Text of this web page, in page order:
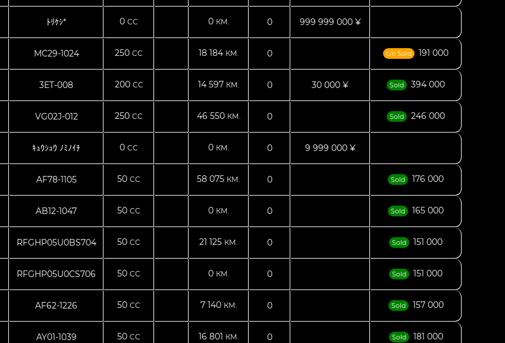
ﾄﾘｹｼ* 0 CC 0 КМ. 0 999 999 000 ¥
MC29-1024 250 CC 18 184 КМ. 0 Un Sold 191 000
3ET-008 200 CC 14 597 КМ. 0 30 000 ¥ Sold 394 000
VG02J-012 250 CC 46 550 КМ. 0 Sold 246 000
ｷｭｳｼｭｳ ﾉﾐﾉｲﾁ 0 CC 0 КМ. 0 9 999 000 ¥
AF78-1105 50 CC 58 075 КМ. 0 Sold 176 000
AB12-1047 50 CC 0 КМ. 0 Sold 165 000
RFGHP05U0BS704 50 CC 21 125 КМ. 0 Sold 151 000
RFGHP05U0CS706 50 CC 0 КМ. 0 Sold 151 000
AF62-1226 50 CC 7 140 КМ. 0 Sold 157 000
AY01-1039 50 CC 16 801 КМ. 0 Sold 181 000